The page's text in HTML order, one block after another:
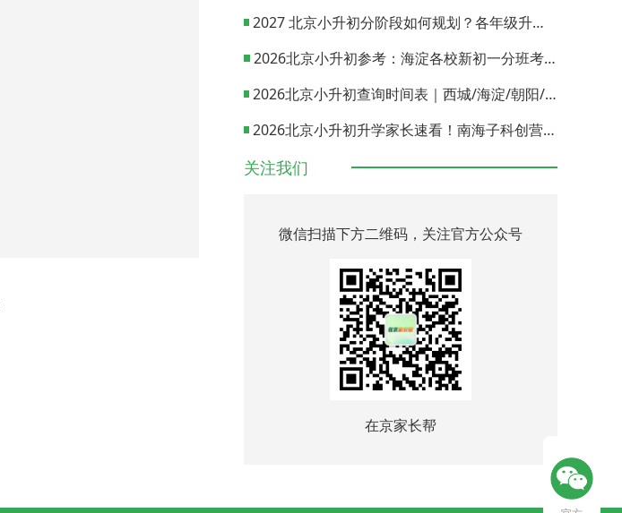
2027 北京小升初分阶段如何规划？各年级升学节点与升学通道全梳理
2026北京小升初参考：海淀各校新初一分班考试日期汇总
2026北京小升初查询时间表｜西城/海淀/朝阳/东城/丰台一键对照
2026北京小升初升学家长速看！南海子科创营报名通道正式开启
关注我们
微信扫描下方二维码，关注官方公众号
在京家长帮